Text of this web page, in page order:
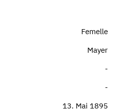
Femelle
Mayer
-
-
13. Mai 1895